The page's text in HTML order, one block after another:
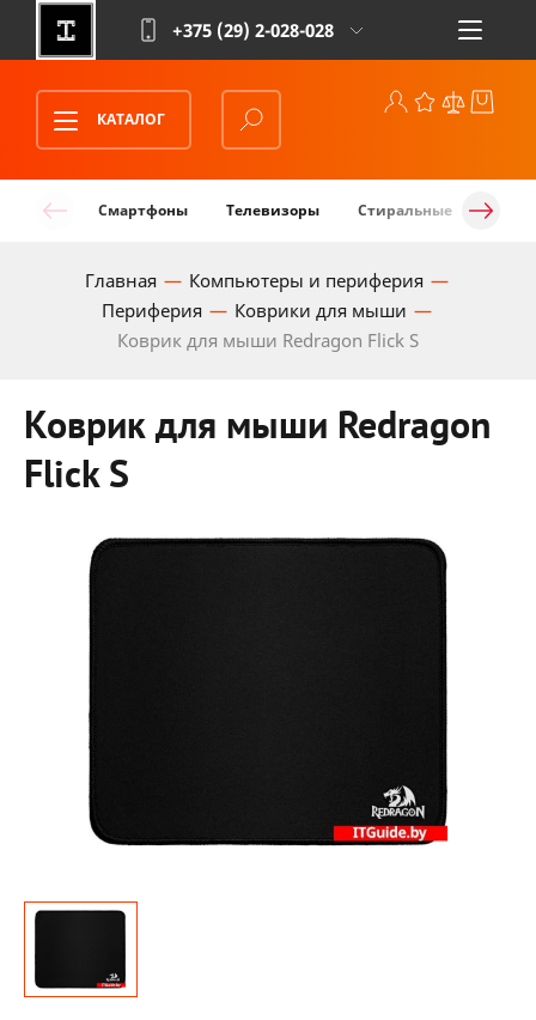
+375 (29) 2-028-028
КАТАЛОГ
Смартфоны Телевизоры Стиральные машины
Главная
Компьютеры и периферия
Периферия
Коврики для мыши
Коврик для мыши Redragon Flick S
Коврик для мыши Redragon
Flick S